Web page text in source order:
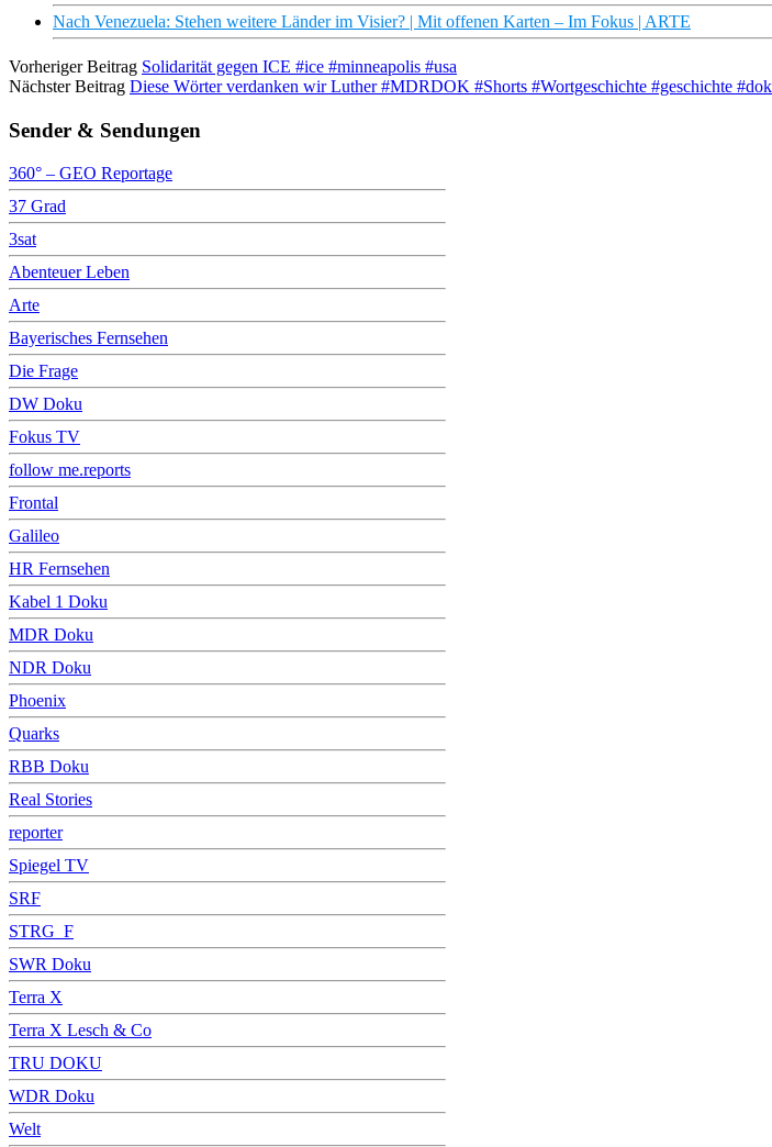
Nach Venezuela: Stehen weitere Länder im Visier? | Mit offenen Karten – Im Fokus | ARTE
Vorheriger Beitrag Solidarität gegen ICE #ice #minneapolis #usa
Nächster Beitrag Diese Wörter verdanken wir Luther #MDRDOK #Shorts #Wortgeschichte #geschichte
Sender & Sendungen
360° – GEO Reportage
37 Grad
3sat
Abenteuer Leben
Arte
Bayerisches Fernsehen
Die Frage
DW Doku
Fokus TV
follow me.reports
Frontal
Galileo
HR Fernsehen
Kabel 1 Doku
MDR Doku
NDR Doku
Phoenix
Quarks
RBB Doku
Real Stories
reporter
Spiegel TV
SRF
STRG_F
SWR Doku
Terra X
Terra X Lesch & Co
TRU DOKU
WDR Doku
Welt